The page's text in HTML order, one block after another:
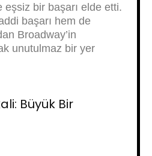
bir başarı elde etti.
başarı hem de
Broadway’in
unutulmaz bir yer
Büyük Bir